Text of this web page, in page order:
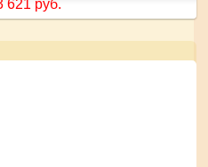
621 руб.